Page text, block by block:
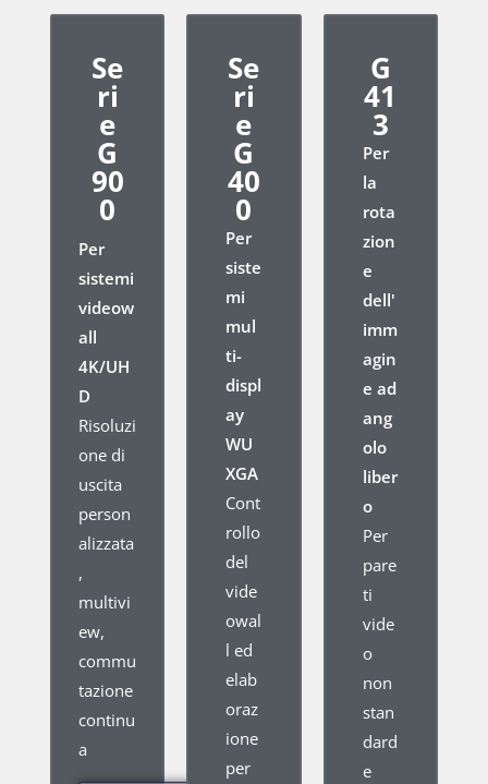
Se
ri
e
G
90
0
Per
sistemi
videow
all
4K/UH
D
Risoluzi
one di
uscita
person
alizzata
,
multivi
ew,
commu
tazione
continu
a
Se
ri
e
G
40
0
Per
siste
mi
mul
ti-
displ
ay
WU
XGA
Cont
rollo
del
vide
owal
l ed
elab
oraz
ione
per
G
41
3
Per
la
rota
zion
e
dell'
imm
agin
e ad
ang
olo
liber
o
Per
pare
ti
vide
o
non
stan
dard
e